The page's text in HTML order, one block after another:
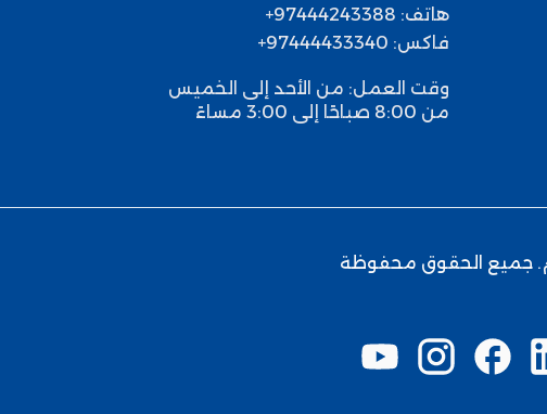
هاتف: 97444243388+
فاكس: 97444433340+
وقت العمل: من الأحد إلى الخميس
من 8:00 صباحًا إلى 3:00 مساءً